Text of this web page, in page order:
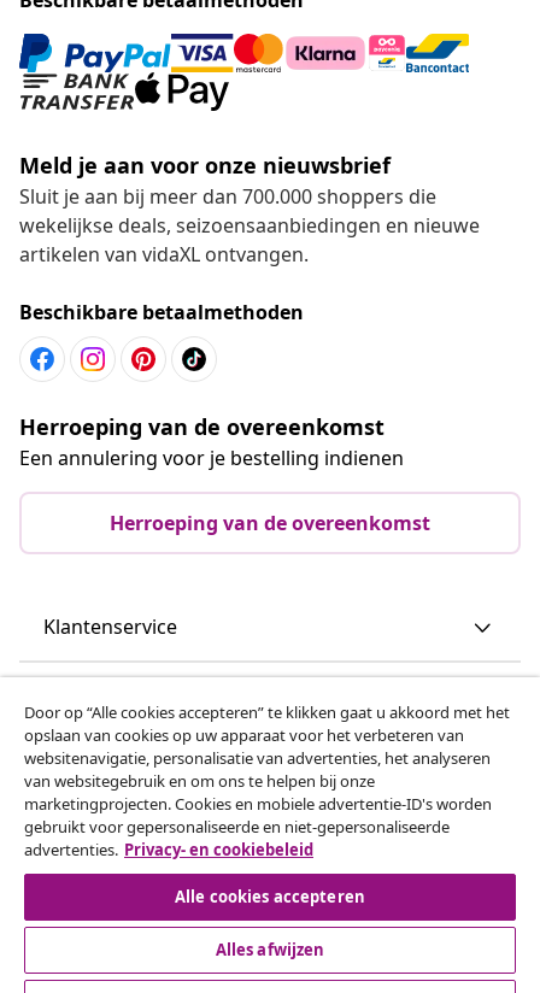
Meld je aan voor onze nieuwsbrief
Sluit je aan bij meer dan 700.000 shoppers die
wekelijkse deals, seizoensaanbiedingen en nieuwe
artikelen van vidaXL ontvangen.
Beschikbare betaalmethoden
Herroeping van de overeenkomst
Een annulering voor je bestelling indienen
Herroeping van de overeenkomst
Klantenservice
vidaXL
Ontdek meer
Door op “Alle cookies accepteren” te klikken gaat u akkoord met het
opslaan van cookies op uw apparaat voor het verbeteren van
websitenavigatie, personalisatie van advertenties, het analyseren
van websitegebruik en om ons te helpen bij onze
marketingprojecten. Cookies en mobiele advertentie-ID's worden
gebruikt voor gepersonaliseerde en niet-gepersonaliseerde
advertenties. Privacy- en cookiebeleid
Alle cookies accepteren
Alles afwijzen